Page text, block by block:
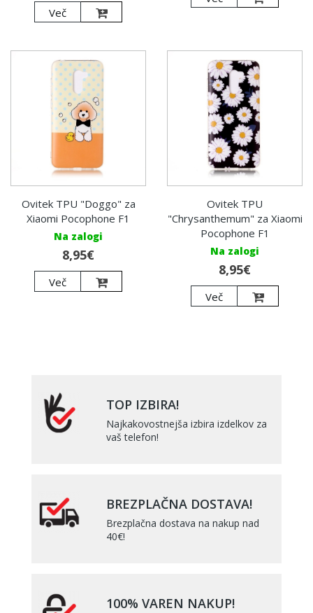
Več
Ovitek TPU "Doggo" za
Xiaomi Pocophone F1
Na zalogi
8,95€
Več
Ovitek TPU
"Chrysanthemum" za Xiaomi
Pocophone F1
Na zalogi
8,95€
Več
TOP IZBIRA!
Najkakovostnejša izbira izdelkov za
vaš telefon!
BREZPLAČNA DOSTAVA!
Brezplačna dostava na nakup nad
40€!
100% VAREN NAKUP!